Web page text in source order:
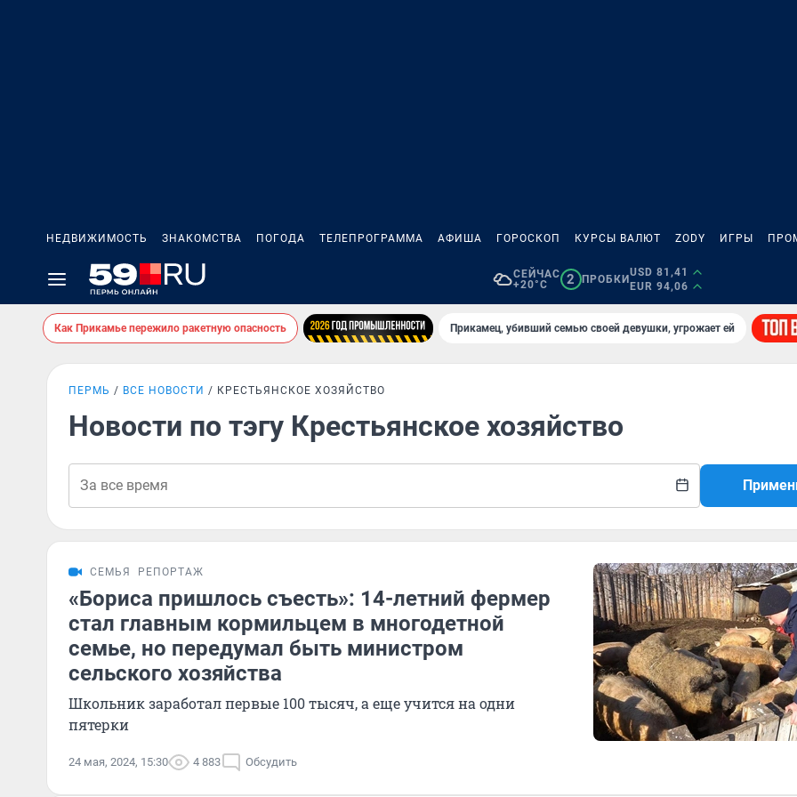
НЕДВИЖИМОСТЬ ЗНАКОМСТВА ПОГОДА ТЕЛЕПРОГРАММА АФИША ГОРОСКОП КУРСЫ ВАЛЮТ ZODY ИГРЫ
СЕЙЧАС
+20°C
2 ПРОБКИ
USD 81,41
EUR 94,06
Как Прикамье пережило ракетную опасность Прикамец, убивший семью своей девушки, угрожает ей
ПЕРМЬ ВСЕ НОВОСТИ КРЕСТЬЯНСКОЕ ХОЗЯЙСТВО
Новости по тэгу Крестьянское хозяйство
СЕМЬЯ РЕПОРТАЖ
«Бориса пришлось съесть»: 14-летний фермер
стал главным кормильцем в многодетной
семье, но передумал быть министром
сельского хозяйства
Школьник заработал первые 100 тысяч, а еще учится на одни
пятерки
24 мая, 2024, 15:30 4 883 Обсудить